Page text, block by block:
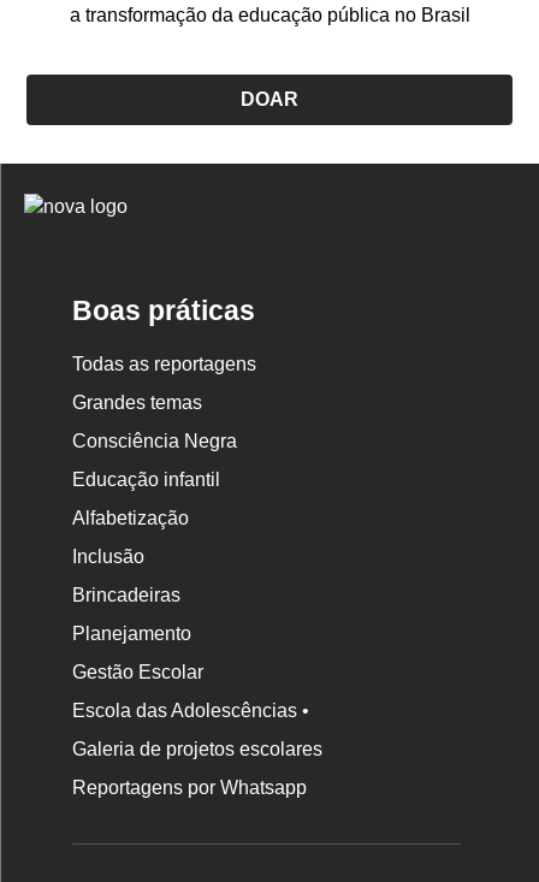
a transformação da educação pública no Brasil
DOAR
Logo
Boas práticas
Todas as reportagens
Grandes temas
Consciência Negra
Educação infantil
Alfabetização
Inclusão
Brincadeiras
Planejamento
Gestão Escolar
Escola das Adolescências •
Galeria de projetos escolares
Reportagens por Whatsapp